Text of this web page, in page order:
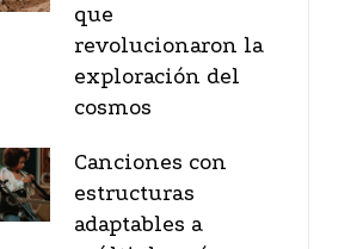
que
revolucionaron la
exploración del
cosmos
Canciones con
estructuras
adaptables a